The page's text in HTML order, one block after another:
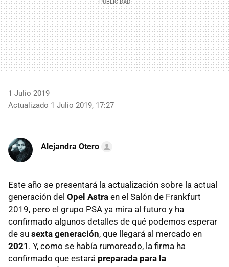
1 Julio 2019
Actualizado 1 Julio 2019, 17:27
Alejandra Otero
Este año se presentará la actualización sobre la actual
generación del Opel Astra en el Salón de Frankfurt
2019, pero el grupo PSA ya mira al futuro y ha
confirmado algunos detalles de qué podemos esperar
de su sexta generación, que llegará al mercado en
2021 . Y, como se había rumoreado, la firma ha
confirmado que estará preparada para la